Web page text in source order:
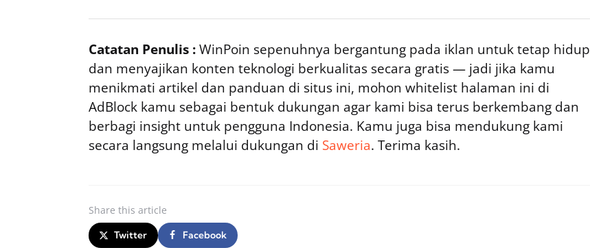
Catatan Penulis :WinPoin sepenuhnya bergantung pada iklan untuk tetap hidup
dan menyajikan konten teknologi berkualitas secara gratis — jadi jika kamu
menikmati artikel dan panduan di situs ini, mohon whitelist halaman ini di
AdBlock kamu sebagai bentuk dukungan agar kami bisa terus berkembang dan
berbagi insight untuk pengguna Indonesia. Kamu juga bisa mendukung kami
secara langsung melalui dukungan di Saweria. Terima kasih.
Share this article
Twitter Facebook